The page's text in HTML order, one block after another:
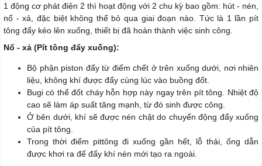
1 động cơ phát điện 2 thì hoạt động với 2 chu kỳ bao gồm: hút - nén,
nổ - xả, đặc biệt không thể bỏ qua giai đoạn nào. Tức là 1 lần pít
tông đẩy kéo lên xuống, thiết bị đã hoàn thành việc sinh công.
Nổ - xả (Pít tông đẩy xuống):
Bộ phận piston đẩy từ điểm chết ở trên xuống dưới, nơi nhiên
liệu, không khí được đẩy cùng lúc vào buồng đốt.
Bugi có thể đốt cháy hỗn hợp này ngay trên pít tông. Nhiệt độ
cao sẽ làm áp suất tăng mạnh, từ đó sinh được công.
Ở bên dưới, khí sẽ được nén chặt do chuyển động đẩy xuống
của pít tông.
Trong thời điểm pittông đi xuống gần hết, lỗ thải, ống dẫn
được khơi ra để đẩy khí nén mới tạo ra ngoài.